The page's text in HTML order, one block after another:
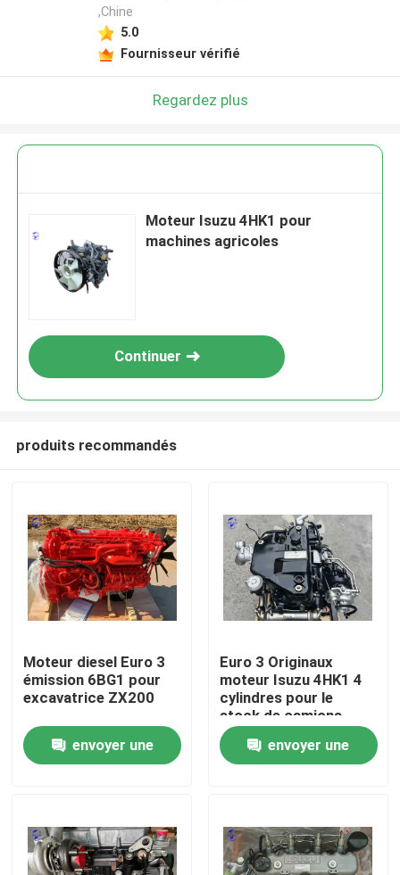
Aperçu
A propos de nous
,Chine
5.0
Fournisseur vérifié
Regardez plus
Moteur Isuzu 4HK1 pour
machines agricoles
Continuer
produits recommandés
Moteur diesel Euro 3
émission 6BG1 pour
excavatrice ZX200
envoyer une
Euro 3 Originaux
moteur Isuzu 4HK1 4
cylindres pour le
stock de camions
envoyer une